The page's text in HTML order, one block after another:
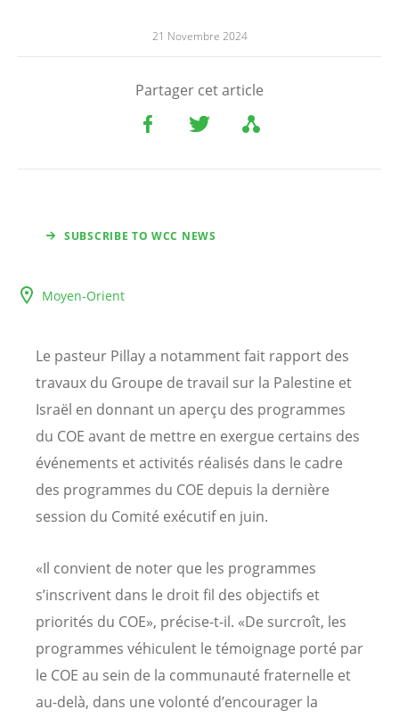
21 Novembre 2024
Partager cet article
SUBSCRIBE TO WCC NEWS
Moyen-Orient
Le pasteur Pillay a notamment fait rapport des
travaux du Groupe de travail sur la Palestine et
Israël en donnant un aperçu des programmes
du COE avant de mettre en exergue certains des
événements et activités réalisés dans le cadre
des programmes du COE depuis la dernière
session du Comité exécutif en juin.
«Il convient de noter que les programmes
s’inscrivent dans le droit fil des objectifs et
priorités du COE», précise-t-il. «De surcroît, les
programmes véhiculent le témoignage porté par
le COE au sein de la communauté fraternelle et
au-delà, dans une volonté d’encourager la